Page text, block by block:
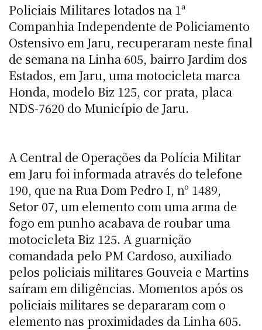
Policiais Militares lotados na 1ª
Companhia Independente de Policiamento
Ostensivo em Jaru, recuperaram neste final
de semana na Linha 605, bairro Jardim dos
Estados, em Jaru, uma motocicleta marca
Honda, modelo Biz 125, cor prata, placa
NDS-7620 do Município de Jaru.
A Central de Operações da Polícia Militar
em Jaru foi informada através do telefone
190, que na Rua Dom Pedro I, nº 1489,
Setor 07, um elemento com uma arma de
fogo em punho acabava de roubar uma
motocicleta Biz 125. A guarnição
comandada pelo PM Cardoso, auxiliado
pelos policiais militares Gouveia e Martins
saíram em diligências. Momentos após os
policiais militares se depararam com o
elemento nas proximidades da Linha 605.